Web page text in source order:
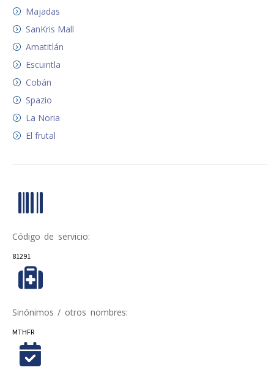
Majadas
SanKris Mall
Amatitlán
Escuintla
Cobán
Spazio
La Noria
El frutal
Código de servicio:
81291
Sinónimos / otros nombres:
MTHFR